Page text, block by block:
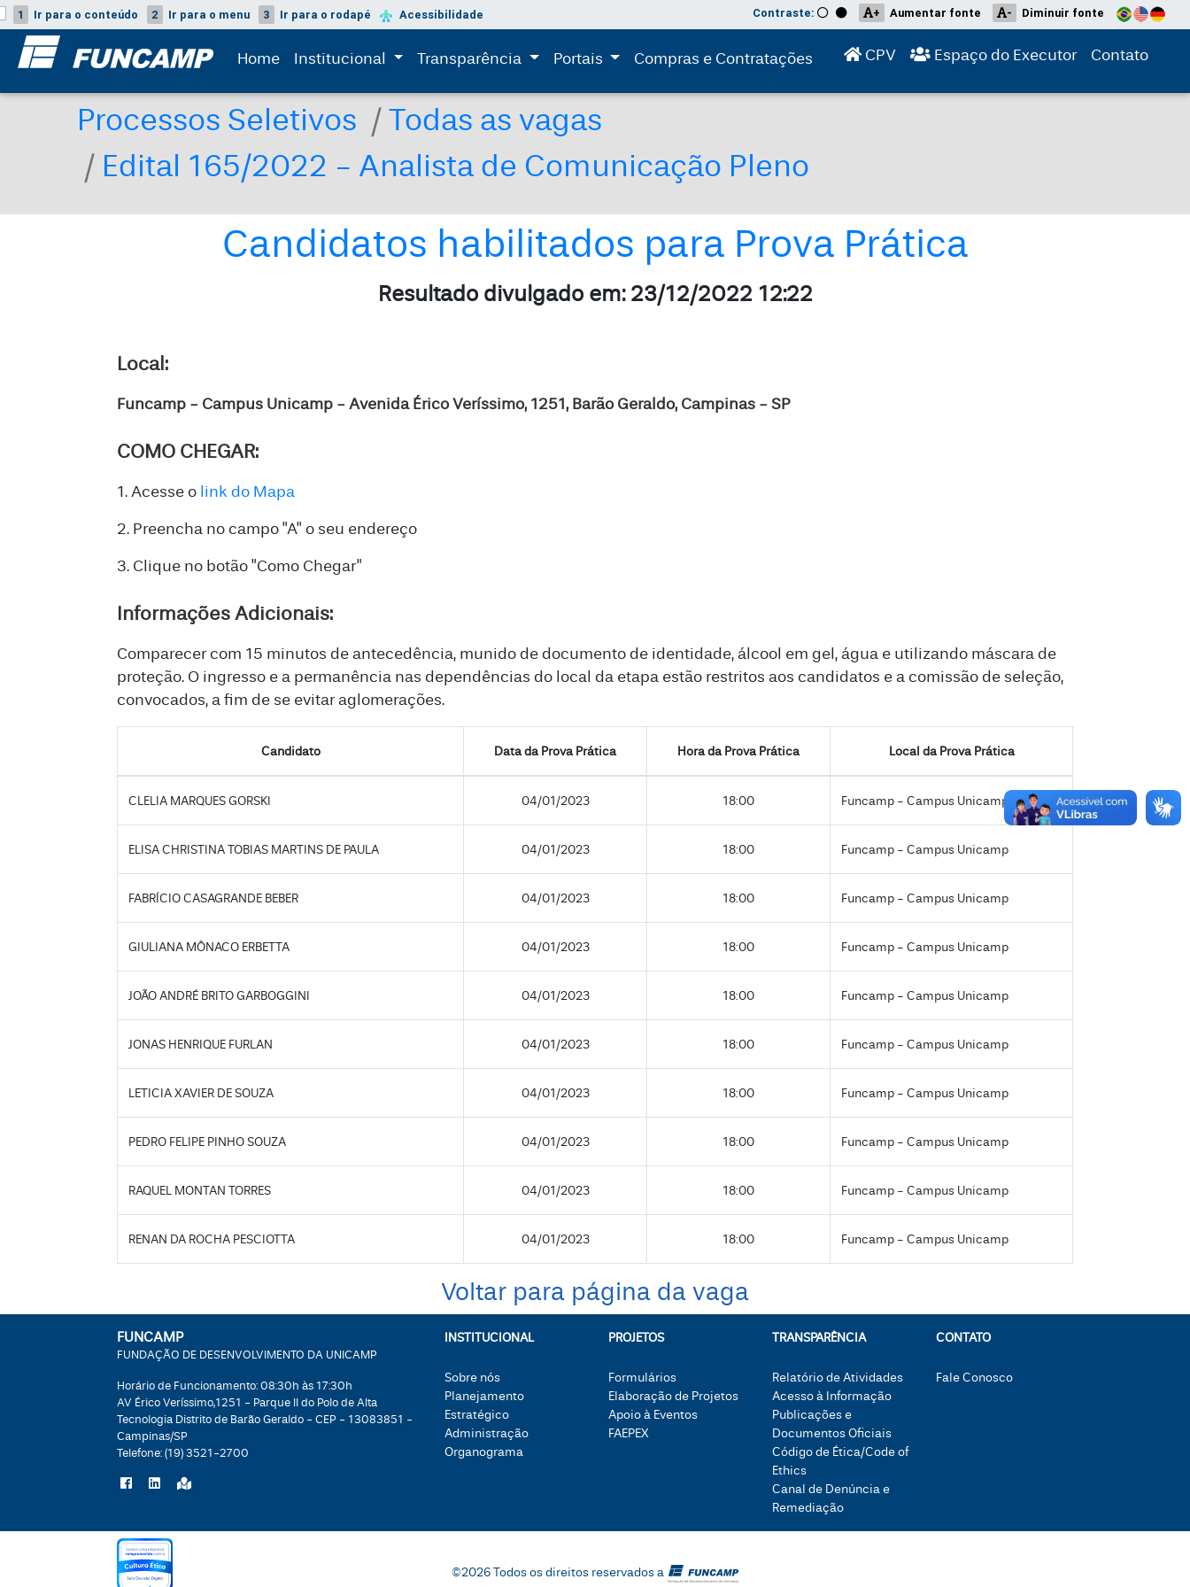
1 Ir para o conteúdo 2 Ir para o menu 3 Ir para o rodapé Acessibilidade Contraste: + Aumentar fonte - Diminuir fonte
Home Institucional Transparência (current)
Portais (current)
Compras e Contratações CPV(current)Espaço do Executor(current)
Contato
Processos Seletivos
Todas as vagas
Edital 165/2022 - Analista de Comunicação Pleno
Candidatos habilitados para Prova Prática
Resultado divulgado em: 23/12/2022 12:22
Local:
Funcamp - Campus Unicamp - Avenida Érico Veríssimo, 1251, Barão Geraldo, Campinas - SP
COMO CHEGAR:
1. Acesse o link do Mapa
2. Preencha no campo "A" o seu endereço
3. Clique no botão "Como Chegar"
Informações Adicionais:
Comparecer com 15 minutos de antecedência, munido de documento de identidade, álcool em gel, água e utilizando máscara de
proteção. O ingresso e a permanência nas dependências do local da etapa estão restritos aos candidatos e a comissão de seleção,
convocados, a fim de se evitar aglomerações.
Candidato Data da Prova Prática Hora da Prova Prática Local da Prova Prática
CLELIA MARQUES GORSKI 04/01/2023 18:00 Funcamp - Campus Unicamp
ELISA CHRISTINA TOBIAS MARTINS DE PAULA 04/01/2023 18:00 Funcamp - Campus Unicamp
FABRÍCIO CASAGRANDE BEBER 04/01/2023 18:00 Funcamp - Campus Unicamp
GIULIANA MÔNACO ERBETTA 04/01/2023 18:00 Funcamp - Campus Unicamp
JOÃO ANDRÉ BRITO GARBOGGINI 04/01/2023 18:00 Funcamp - Campus Unicamp
JONAS HENRIQUE FURLAN 04/01/2023 18:00 Funcamp - Campus Unicamp
LETICIA XAVIER DE SOUZA 04/01/2023 18:00 Funcamp - Campus Unicamp
PEDRO FELIPE PINHO SOUZA 04/01/2023 18:00 Funcamp - Campus Unicamp
RAQUEL MONTAN TORRES 04/01/2023 18:00 Funcamp - Campus Unicamp
RENAN DA ROCHA PESCIOTTA 04/01/2023 18:00 Funcamp - Campus Unicamp
Voltar para página da vaga
FUNCAMP
FUNDAÇÃO DE DESENVOLVIMENTO DA UNICAMP
Horário de Funcionamento: 08:30h às 17:30h
AV Érico Veríssimo,1251 - Parque II do Polo de Alta
Tecnologia Distrito de Barão Geraldo - CEP - 13083851 -
Campinas/SP
Telefone: (19) 3521-2700
INSTITUCIONAL
Sobre nós
Planejamento
Estratégico
Administração
Organograma
PROJETOS
Formulários
Elaboração de Projetos
Apoio à Eventos
FAEPEX
TRANSPARÊNCIA
Relatório de Atividades
Acesso à Informação
Publicações e
Documentos Oficiais
Código de Ética/Code of
Ethics
Canal de Denúncia e
Remediação
CONTATO
Fale Conosco
©2026 Todos os direitos reservados a